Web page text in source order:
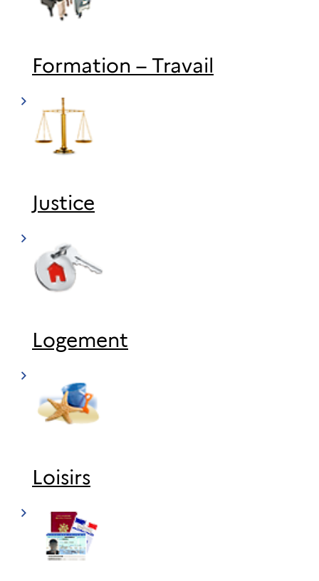
Formation – Travail
Justice
Logement
Loisirs